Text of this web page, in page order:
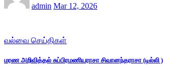
admin Mar 12, 2026
வல்வை செய்திகள்
மரண அறிவித்தல் சுப்பிரமணியராசா சிவானந்தராசா (டில்லி )